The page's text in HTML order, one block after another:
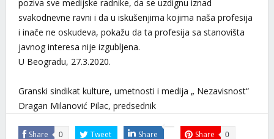
poziva sve medijske radnike, da se uzdignu iznad
svakodnevne ravni i da u iskušenjima kojima naša profesija
i inače ne oskudeva, pokažu da ta profesija sa stanovišta
javnog interesa nije izgubljena.
U Beogradu, 27.3.2020.
Granski sindikat kulture, umetnosti i medija „ Nezavisnost“
Dragan Milanović Pilac, predsednik
Share 0 Tweet Share Share 0